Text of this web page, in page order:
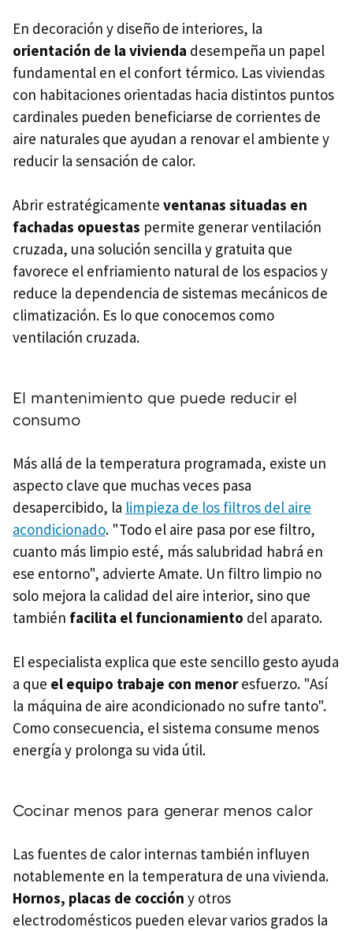
En decoración y diseño de interiores, la
orientación de la vivienda desempeña un papel
fundamental en el confort térmico. Las viviendas
con habitaciones orientadas hacia distintos puntos
cardinales pueden beneficiarse de corrientes de
aire naturales que ayudan a renovar el ambiente y
reducir la sensación de calor.
Abrir estratégicamente ventanas situadas en
fachadas opuestas permite generar ventilación
cruzada, una solución sencilla y gratuita que
favorece el enfriamiento natural de los espacios y
reduce la dependencia de sistemas mecánicos de
climatización. Es lo que conocemos como
ventilación cruzada.
El mantenimiento que puede reducir el
consumo
Más allá de la temperatura programada, existe un
aspecto clave que muchas veces pasa
desapercibido, la limpieza de los filtros del aire
acondicionado. "Todo el aire pasa por ese filtro,
cuanto más limpio esté, más salubridad habrá en
ese entorno", advierte Amate. Un filtro limpio no
solo mejora la calidad del aire interior, sino que
también facilita el funcionamiento del aparato.
El especialista explica que este sencillo gesto ayuda
a que el equipo trabaje con menoresfuerzo. "Así
la máquina de aire acondicionado no sufre tanto".
Como consecuencia, el sistema consume menos
energía y prolonga su vida útil.
Cocinar menos para generar menos calor
Las fuentes de calor internas también influyen
notablemente en la temperatura de una vivienda.
Hornos, placas de cocción y otros
electrodomésticos pueden elevar varios grados la